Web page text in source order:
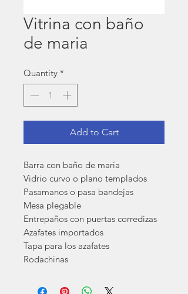
Vitrina con baño
de maria
Quantity *
Add to Cart
Barra con baño de maría
Vidrio curvo o plano templados
Pasamanos o pasa bandejas
Mesa plegable
Entrepaños con puertas corredizas
Azafates importados
Tapa para los azafates
Rodachinas